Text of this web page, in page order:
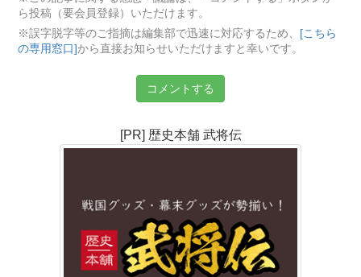
ら投稿（要会員登録）いただけます。
※誤字脱字等のご指摘は編集部で迅速に対応するため、
[こちら
の専用窓口]から直接お知らせいただけますと幸いです。
コメントする
[PR] 歴史本舗 武将伝